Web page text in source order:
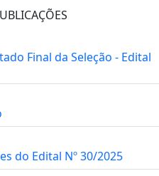
Final da Seleção - Edital
do Edital Nº 30/2025